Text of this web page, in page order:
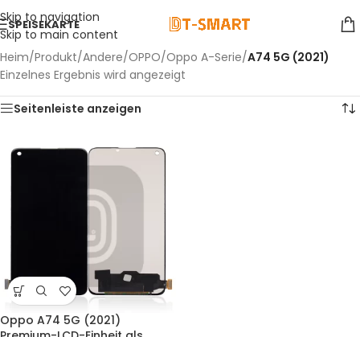
Skip to navigation
Skip to main content
SPEISEKARTE
Heim/Produkt/Andere/OPPO/Oppo A-Serie/A74 5G (2021)
Einzelnes Ergebnis wird angezeigt
Seitenleiste anzeigen
Oppo A74 5G (2021)